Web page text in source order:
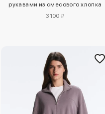
рукавами из смесового хлопка
3100 ₽